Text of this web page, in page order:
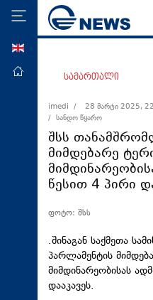
მთავარი
ეკონომიკა
მსოფლიო
ჯანდაცვა
საზოგადოება
სამართალი
თავდაცვა
რეგიონი
კულტურა
სამართალი
imedi /
28 მარტი 2025,
/ სანდო წყარო
შსს
მიმდებარე
წესით 4 პირი
ფოტო: შსს
.შინაგან საქმეთა
პარლამენტის
მიმდინარეობისას
დააკავეს.